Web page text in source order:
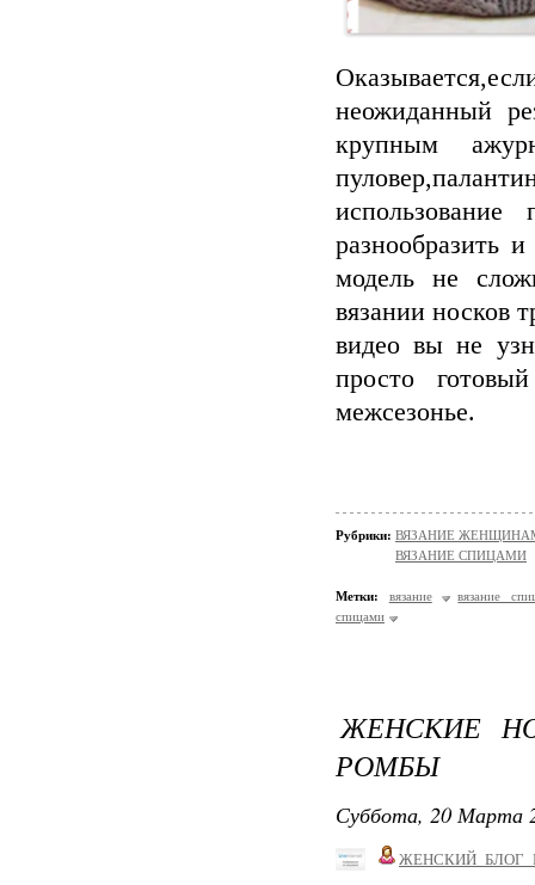
неожиданный
крупным
разнообразить
модель не
вязании носков
видео вы не
просто
межсезонье.
Рубрики: ВЯЗАНИЕ ЖЕНЩИНАМ/
ВЯЗАНИЕ СПИЦАМИ
Метки: вязание
вязание
спицами
ЖЕНСКИЕ
РОМБЫ
Суббота, 20 Марта